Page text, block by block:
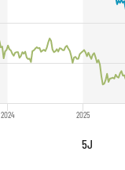
2024 2025
5J